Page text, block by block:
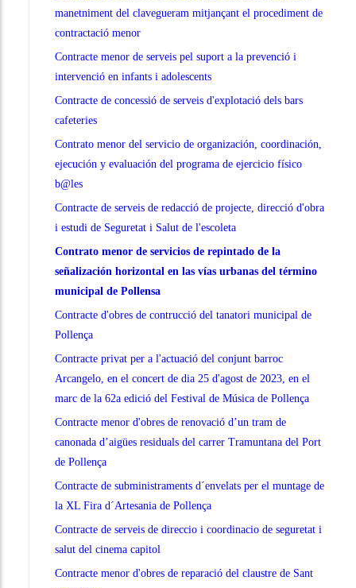
manetniment del clavegueram mitjançant el procediment de
contractació menor
Contracte menor de serveis pel suport a la prevenció i
intervenció en infants i adolescents
Contracte de concessió de serveis d'explotació dels bars
cafeteries
Contrato menor del servicio de organización, coordinación,
ejecución y evaluación del programa de ejercicio físico
b@les
Contracte de serveis de redacció de projecte, direcció d'obra
i estudi de Seguretat i Salut de l'escoleta
Contrato menor de servicios de repintado de la
señalización horizontal en las vías urbanas del término
municipal de Pollensa
Contracte d'obres de contrucció del tanatori municipal de
Pollença
Contracte privat per a l'actuació del conjunt barroc
Arcangelo, en el concert de dia 25 d'agost de 2023, en el
marc de la 62a edició del Festival de Música de Pollença
Contracte menor d'obres de renovació d’un tram de
canonada d’aigües residuals del carrer Tramuntana del Port
de Pollença
Contracte de subministraments d´envelats per el muntage de
la XL Fira d´Artesania de Pollença
Contracte de serveis de direccio i coordinacio de seguretat i
salut del cinema capitol
Contracte menor d'obres de reparació del claustre de Sant